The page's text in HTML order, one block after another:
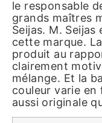
le responsable
grands maîtres
Seijas. M.
cette marque.
produit au
clairement
mélange. Et la
couleur varie en
aussi originale